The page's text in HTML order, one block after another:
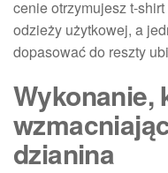
cenie otrzymujesz t-
odzieży użytkowej, a
dopasować do reszty
Wykonanie,
dzianina